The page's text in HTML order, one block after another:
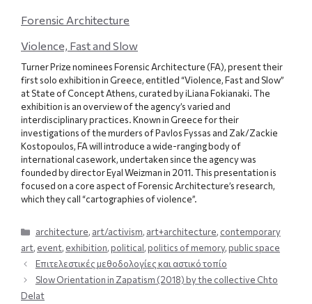
Forensic Architecture
Violence, Fast and Slow
Turner Prize nominees Forensic Architecture (FA), present their
first solo exhibition in Greece, entitled “Violence, Fast and Slow”
at State of Concept Athens, curated by iLiana Fokianaki. The
exhibition is an overview of the agency’s varied and
interdisciplinary practices. Known in Greece for their
investigations of the murders of Pavlos Fyssas and Zak/Zackie
Kostopoulos, FA will introduce a wide-ranging body of
international casework, undertaken since the agency was
founded by director Eyal Weizman in 2011. This presentation is
focused on a core aspect of Forensic Architecture’s research,
which they call “cartographies of violence”.
Categories
architecture, art/activism, art+architecture, contemporary
art, event, exhibition,political,politics of memory,public space
Επιτελεστικές μεθοδολογίες και αστικό τοπίο
Slow Orientation in Zapatism (2018) by the collective Chto
Delat